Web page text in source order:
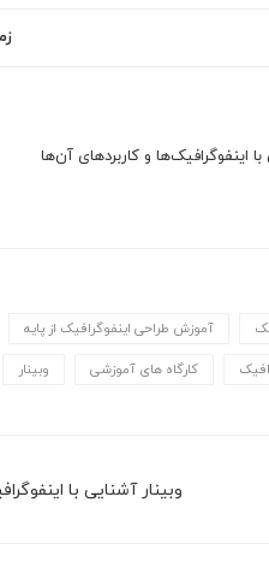
اینفوگرافیک‌ها و کاربردهای آن‌ها
آموزش طراحی اینفوگرافیک از پایه
کارگاه های آموزشی وبینار
وبینار آشنایی با